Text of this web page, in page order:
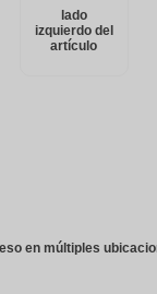
personalizables
lado
izquierdo del
artículo
en múltiples